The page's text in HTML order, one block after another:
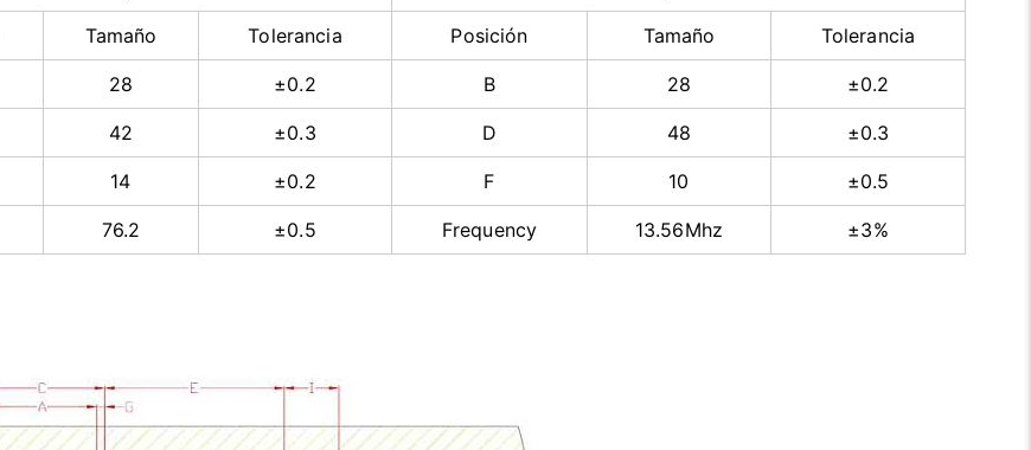
Tamaño Tolerancia Posición Tamaño Tolerancia
28 ±0.2 B 28 ±0.2
42 ±0.3 D 48 ±0.3
14 ±0.2 F 10 ±0.5
76.2 ±0.5 Frequency 13.56Mhz ±3%